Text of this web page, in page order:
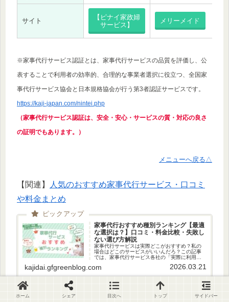
サイト
【ピナイ家政婦
サービス】
メリーメイド
※家事代行サービス認証とは、家事代行サービスの品質を評価し、公
表することで利用者の効率的、合理的な事業者選択に役立つ、全国家
事代行サービス協会と日本規格協会が行う第3者認証サービスです。
https://kaji-japan.com/nintei.php
（家事代行サービス認証は、 安全・安心・サービスの質・対応の良さ
の証明でもあります。）
メニューへ戻る△
【関連】
人気のおすすめ家事代行サービス・口コミ
や料金まとめ
家事代行おすすめ種別ランキング【最適
な選択は？】口コミ・料金比較・失敗し
ない選び方解説
家事代行サービスは実際どこがおすすめ？私の
場合はどこのサービスがいいんだろ？この記事
では、家事代行サービス各社の「実際に利用し
を比較し、その結果から、「おすすめの家事代
kajidai.gfgreenblog.com 2026.03.21
ホーム シェア 目次へ トップ サイドバー